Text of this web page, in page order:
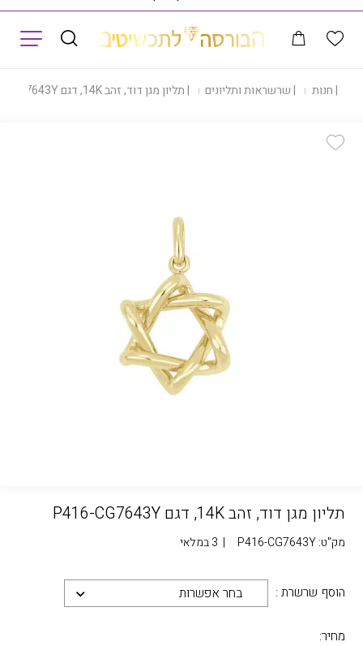
|חנות |שרשראות ותליונים |תליון מגן דוד, זהב 14K, דגם P416-CG7643Y
תליון מגן דוד, זהב 14K, דגם P416-CG7643Y
מק"ט:P416-CG7643Y
| 3 במלאי
הוסף שרשרת : בחר אפשרות
מחיר: